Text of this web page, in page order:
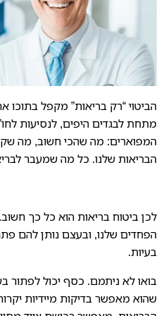
הביטוי “רק בריאות” מקפל
מתחת לבגדים היפים, לנסיעות
המפוארים: מה שהכי חשוב, מה
הבריאות שלנו. כל מה שמעבר
לכן ביטוח בריאות הוא כל כך
הפחדים שלנו, ובעצם נותן להם
בעיות.
בואו לא ניתמם. כסף יכול לפתור
שהוא מאפשר בדיקות מיידיות